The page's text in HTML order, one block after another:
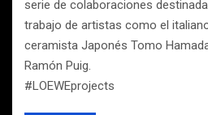
serie de colaboraciones
trabajo de artistas como el
ceramista Japonés Tomo
Ramón Puig.
#LOEWEprojects